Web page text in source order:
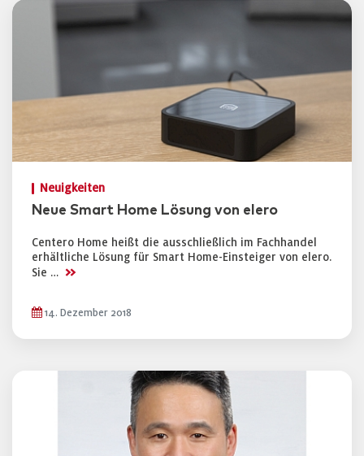
Neuigkeiten
Neue Smart Home Lösung von elero
Centero Home heißt die ausschließlich im Fachhandel
erhältliche Lösung für Smart Home-Einsteiger von elero.
Sie … >>
14. Dezember 2018